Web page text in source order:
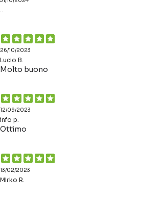
26/10/2023
Lucio B.
Molto buono
12/09/2023
info p.
Ottimo
13/02/2023
Mirko R.